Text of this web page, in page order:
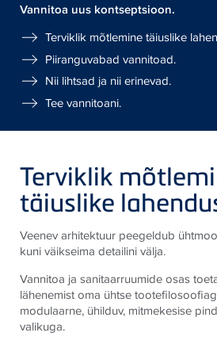
Vannitoa uus kontseptsioon.
Terviklik mõtlemine täiuslike
Piiranguvabad vannitoad.
Nii lihtsad ja nii erinevad.
Tee vannitoani.
Terviklik
täiuslike
Veenev arhitektuur peegeldub
kuni väikseima detailini välja.
Vannitoa ja sanitaarruumide osas
lähenemist oma ühtse
modulaarne, ühilduv, mitmekesise
valikuga.